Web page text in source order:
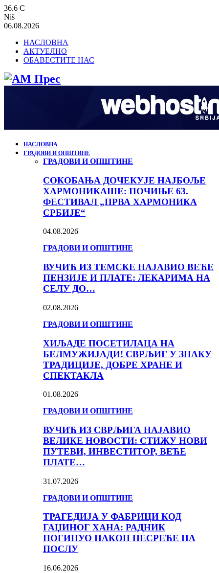
36.6 C
Niš
06.08.2026
НАСЛОВНА
АКТУЕЛНО
ОБАВЕСТИТЕ НАС
НАСЛОВНА
ГРАДОВИ И ОПШТИНЕ
ГРАДОВИ И ОПШТИНЕ
СОКОБАЊА ДОЧЕКУЈЕ НАЈБОЉЕ
ХАРМОНИКАШЕ: ПОЧИЊЕ 63.
ФЕСТИВАЛ „ПРВА ХАРМОНИКА
СРБИЈЕ“
04.08.2026
ГРАДОВИ И ОПШТИНЕ
ВУЧИЋ ИЗ ТЕМСКЕ НАЈАВИО ВЕЋЕ
ПЕНЗИЈЕ И ПЛАТЕ: ЛЕКАРИМА НА
СЕЛУ ДО…
02.08.2026
ГРАДОВИ И ОПШТИНЕ
ХИЉАДЕ ПОСЕТИЛАЦА НА
БЕЛМУЖИЈАДИ! СВРЉИГ У ЗНАКУ
ТРАДИЦИЈЕ, ДОБРЕ ХРАНЕ И
СПЕКТАКЛА
01.08.2026
ГРАДОВИ И ОПШТИНЕ
ВУЧИЋ ИЗ СВРЉИГА НАЈАВИО
ВЕЛИКЕ НОВОСТИ: СТИЖУ НОВИ
ПУТЕВИ, ИНВЕСТИТОР, ВЕЋЕ
ПЛАТЕ…
31.07.2026
ГРАДОВИ И ОПШТИНЕ
ТРАГЕДИЈА У ФАБРИЦИ КОД
ГАЏИНОГ ХАНА: РАДНИК
ПОГИНУО НАКОН НЕСРЕЋЕ НА
ПОСЛУ
16.06.2026